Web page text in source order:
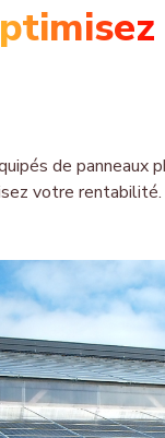
de panneaux
z votre rentabilité.